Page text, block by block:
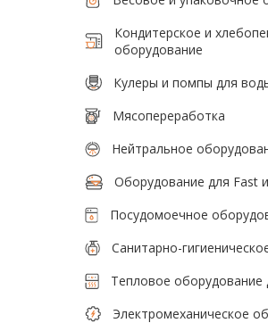
Кондитерское и
оборудование
Кулеры и помпы для
Мясопереработка
Нейтральное
Оборудование для Fast
Посудомоечное
Санитарно-
Тепловое оборудование
Электромеханическое